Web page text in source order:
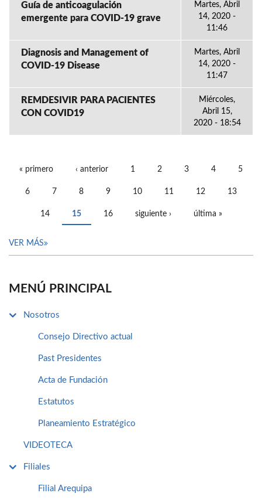
Guía de anticoagulación
emergente para COVID-19 grave
Martes, Abril
14, 2020 -
11:46
Diagnosis and Management of
COVID-19 Disease
Martes, Abril
14, 2020 -
11:47
REMDESIVIR PARA PACIENTES
CON COVID19
Miércoles,
Abril 15,
2020 - 18:54
« primero ‹ anterior 1 2 3 4 5
6 7 8 9 10 11 12 13
14 15 16 siguiente › última »
VER MÁS
MENÚ PRINCIPAL
Nosotros
Consejo Directivo actual
Past Presidentes
Acta de Fundación
Estatutos
Planeamiento Estratégico
VIDEOTECA
Filiales
Filial Arequipa